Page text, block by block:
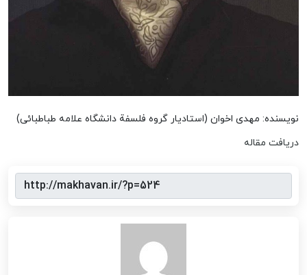
نویسنده: مهدی اخوان (استادیار گروه فلسفة دانشگاه علامه طباطبائی)
دریافت مقاله